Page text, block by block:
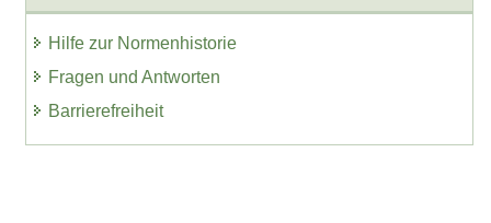
Hilfe zur Normenhistorie
Fragen und Antworten
Barrierefreiheit